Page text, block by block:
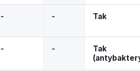
- - Tak
- -
Tak